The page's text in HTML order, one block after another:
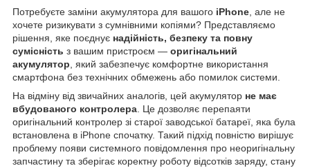
Потребуєте заміни акумулятора для вашого iPhone, але не
хочете ризикувати з сумнівними копіями? Представляємо
рішення, яке поєднує надійність, безпеку та повну
сумісність з вашим пристроєм — оригінальний
акумулятор, який забезпечує комфортне використання
смартфона без технічних обмежень або помилок системи.
На відміну від звичайних аналогів, цей акумулятор не має
вбудованого контролера. Це дозволяє перепаяти
оригінальний контролер зі старої заводської батареї, яка була
встановлена в iPhone спочатку. Такий підхід повністю вирішує
проблему появи системного повідомлення про неоригінальну
запчастину та зберігає коректну роботу відсотків заряду, стану